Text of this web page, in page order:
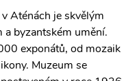
Aténách je skvělým
byzantském umění.
exponátů, od mozaik
Muzeum se